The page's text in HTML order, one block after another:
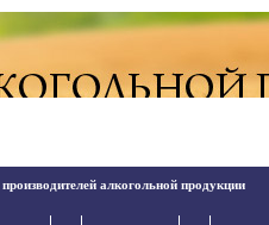
алкогольной продукции